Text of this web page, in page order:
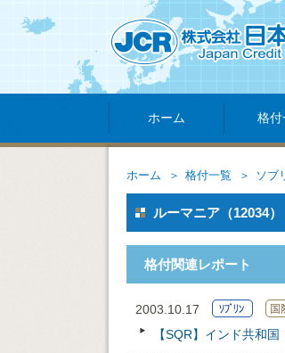
ホーム 格付
ホーム 格付一覧 ソブ
ルーマニア（12034）
格付関連レポート
2003.10.17
【SQR】インド共和国